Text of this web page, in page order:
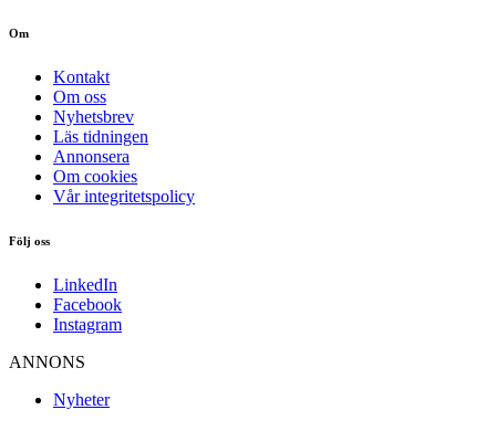
Om
Kontakt
Om oss
Nyhetsbrev
Läs tidningen
Annonsera
Om cookies
Vår integritetspolicy
Följ oss
LinkedIn
Facebook
Instagram
ANNONS
Nyheter